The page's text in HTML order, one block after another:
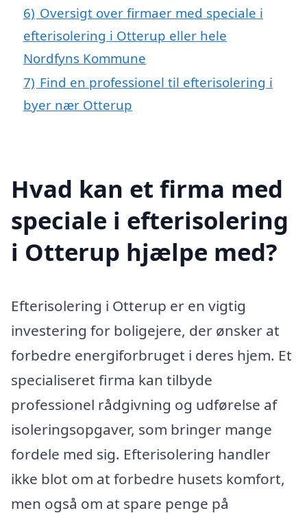
6) Oversigt over firmaer med speciale i
efterisolering i Otterup eller hele
Nordfyns Kommune
7) Find en professionel til efterisolering i
byer nær Otterup
Hvad kan et firma med
speciale i efterisolering
i Otterup hjælpe med?
Efterisolering i Otterup er en vigtig
investering for boligejere, der ønsker at
forbedre energiforbruget i deres hjem. Et
specialiseret firma kan tilbyde
professionel rådgivning og udførelse af
isoleringsopgaver, som bringer mange
fordele med sig. Efterisolering handler
ikke blot om at forbedre husets komfort,
men også om at spare penge på